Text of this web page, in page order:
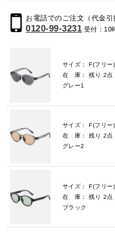
お電話でのご注文（代金引
0120-99-3231 受付：10
サイズ： F(フリー)
在 庫： 残り 2点
グレー1
サイズ： F(フリー)
在 庫： 残り 2点
グレー2
サイズ： F(フリー)
在 庫： 残り 2点
ブラック